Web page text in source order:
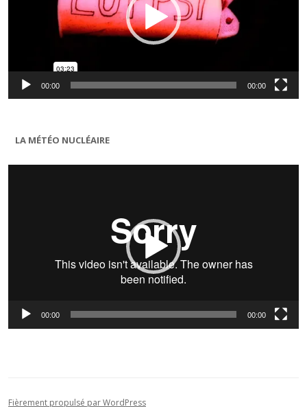
00:00 00:00
LA MÉTÉO NUCLÉAIRE
Lecteur
00:00 00:00
Fièrement propulsé par WordPress